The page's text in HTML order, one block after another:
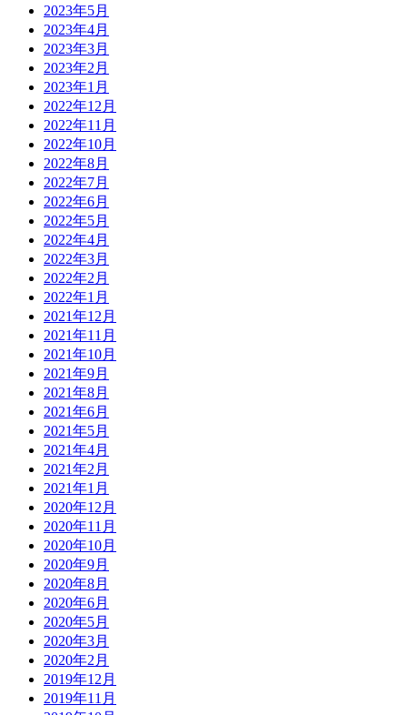
2023年5月
2023年4月
2023年3月
2023年2月
2023年1月
2022年12月
2022年11月
2022年10月
2022年8月
2022年7月
2022年6月
2022年5月
2022年4月
2022年3月
2022年2月
2022年1月
2021年12月
2021年11月
2021年10月
2021年9月
2021年8月
2021年6月
2021年5月
2021年4月
2021年2月
2021年1月
2020年12月
2020年11月
2020年10月
2020年9月
2020年8月
2020年6月
2020年5月
2020年3月
2020年2月
2019年12月
2019年11月